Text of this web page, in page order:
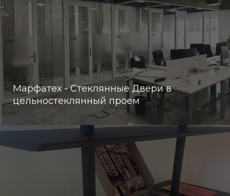
Марфатех - Стеклянные Двери в
цельностеклянный проем